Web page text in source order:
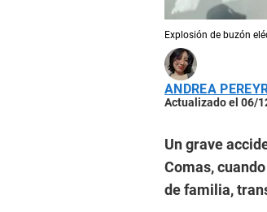
Explosión de buzón
ANDREA
Actualizado el 06/
Un grave
Comas,
de familia,